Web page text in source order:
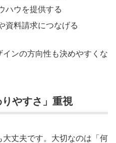
ハウを提供する
料請求につなげる
ンの方向性も決めやすくな
やすさ」重視
丈夫です。大切なのは「何